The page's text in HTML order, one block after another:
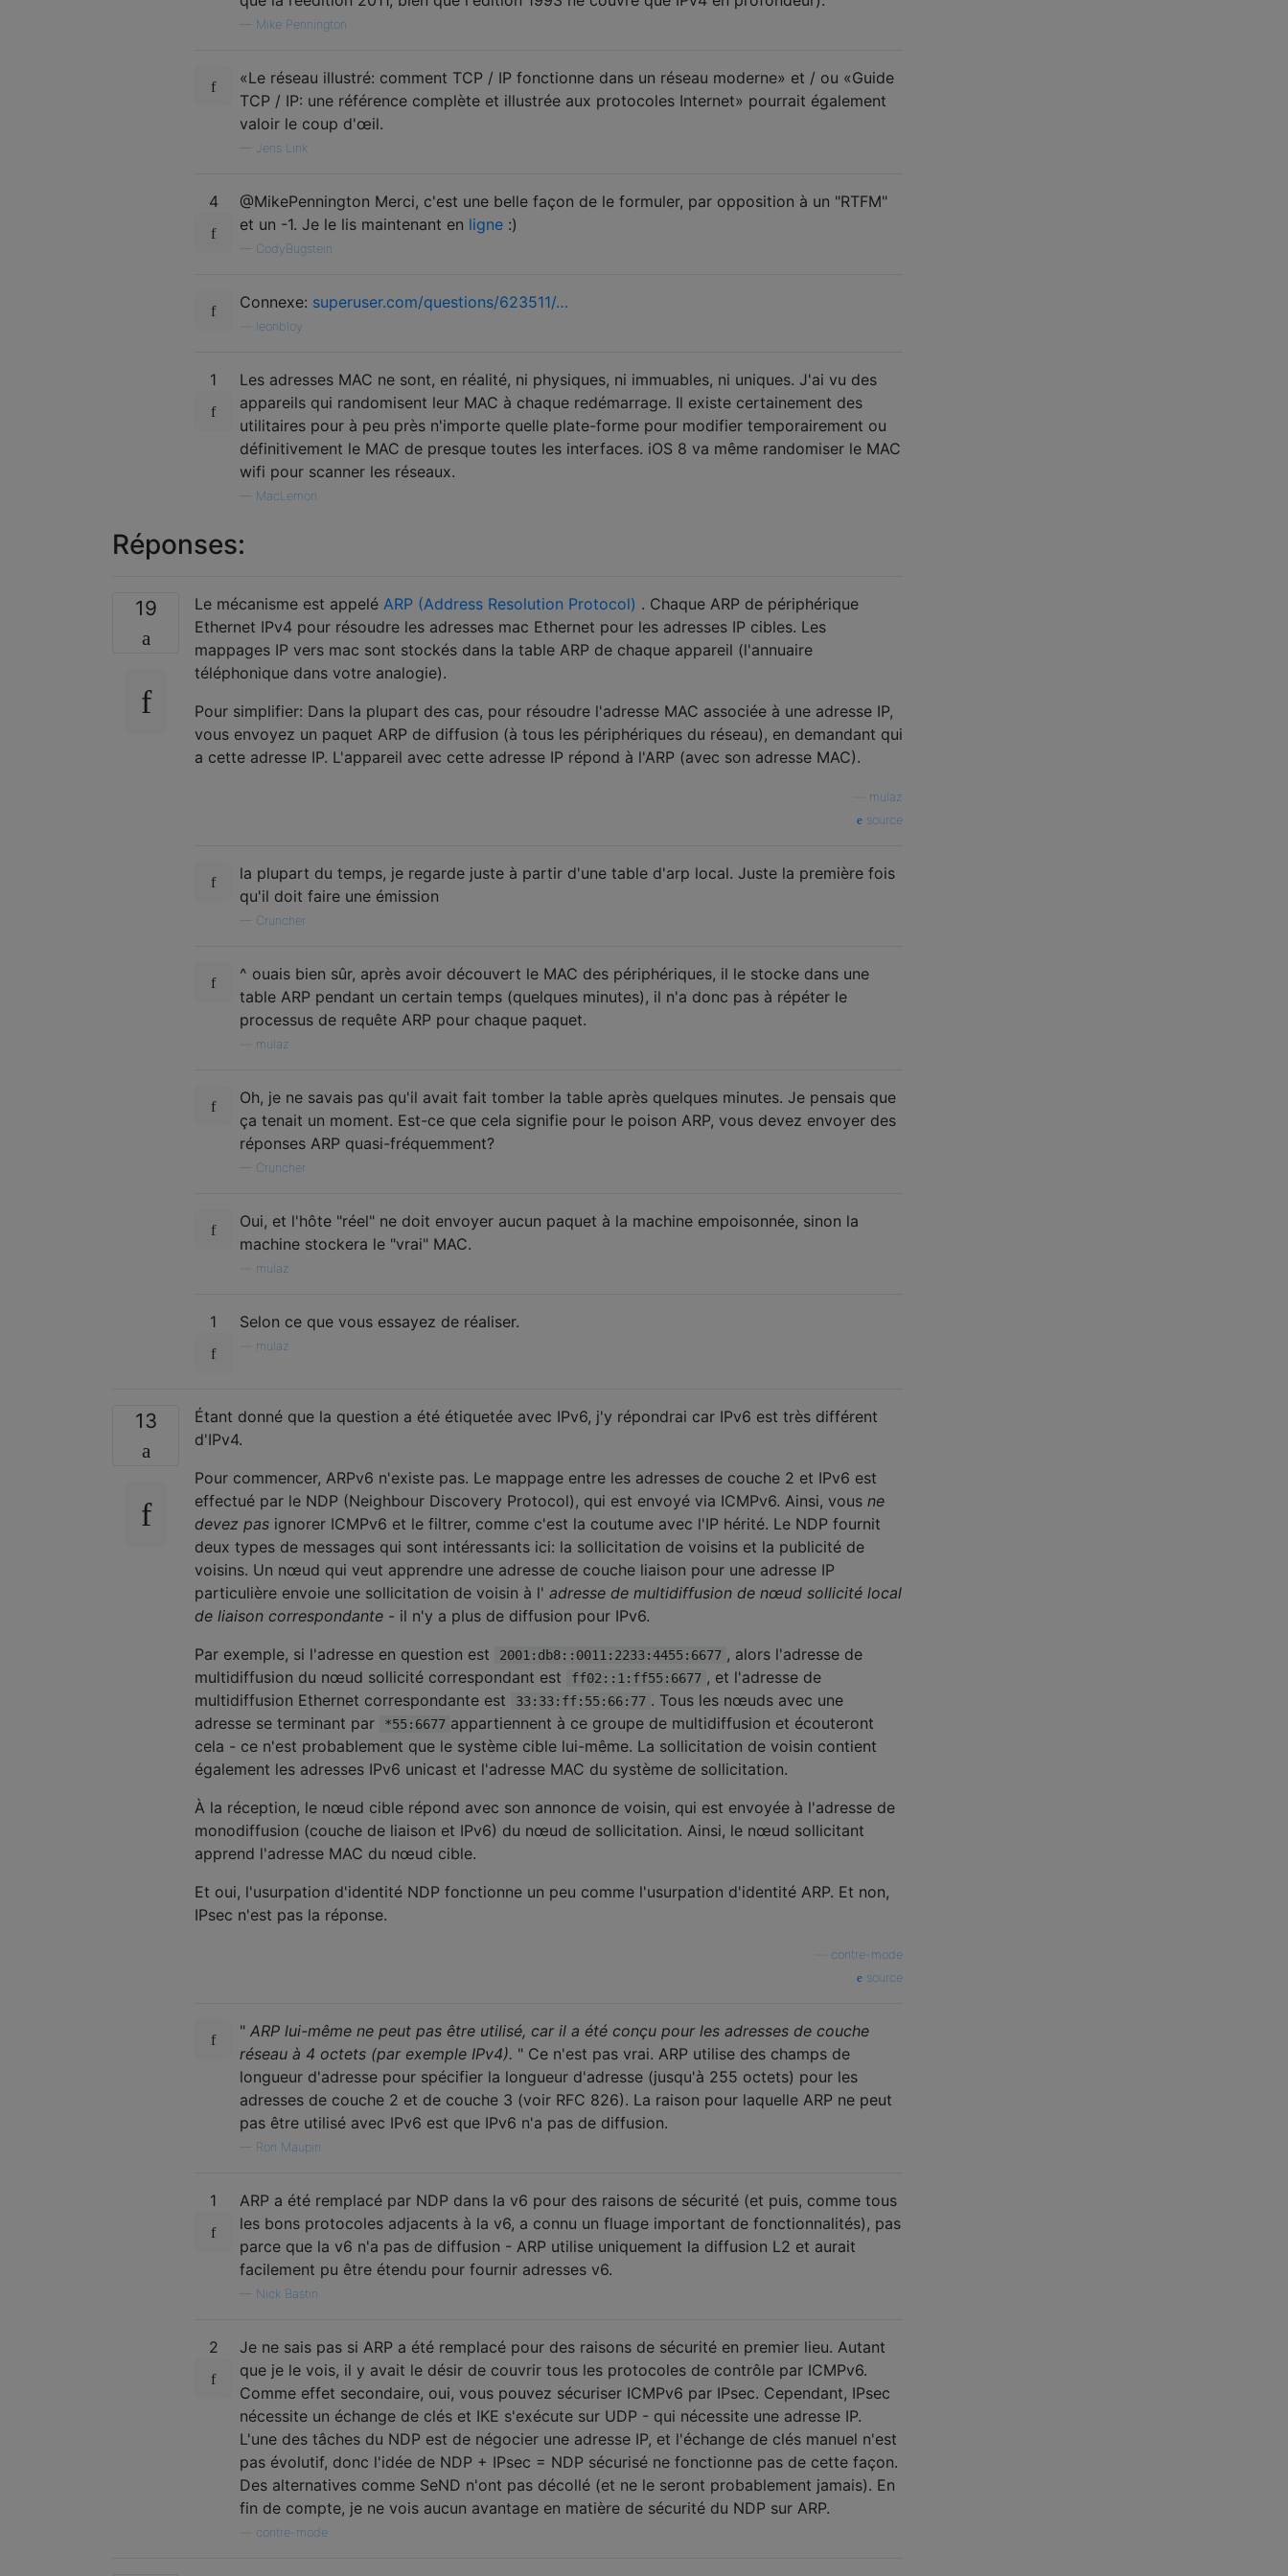
Mike Pennington
«Le réseau illustré: comment TCP / IP fonctionne dans un réseau moderne» et / ou «Guide
TCP / IP: une référence complète et illustrée aux protocoles Internet» pourrait également
valoir le coup d'œil.
Jens Link
4
@MikePennington Merci, c'est une belle façon de le formuler, par opposition à un "RTFM"
et un -1. Je le lis maintenant en ligne :)
CodyBugstein
Connexe: superuser.com/questions/623511/…
leonbloy
1
Les adresses MAC ne sont, en réalité, ni physiques, ni immuables, ni uniques. J'ai vu des
appareils qui randomisent leur MAC à chaque redémarrage. Il existe certainement des
utilitaires pour à peu près n'importe quelle plate-forme pour modifier temporairement ou
définitivement le MAC de presque toutes les interfaces. iOS 8 va même randomiser le MAC
wifi pour scanner les réseaux.
MacLemon
Réponses:
19 Le mécanisme est appelé ARP (Address Resolution Protocol) . Chaque ARP de périphérique
Ethernet IPv4 pour résoudre les adresses mac Ethernet pour les adresses IP cibles. Les
mappages IP vers mac sont stockés dans la table ARP de chaque appareil (l'annuaire
téléphonique dans votre analogie).
Pour simplifier: Dans la plupart des cas, pour résoudre l'adresse MAC associée à une adresse IP,
vous envoyez un paquet ARP de diffusion (à tous les périphériques du réseau), en demandant qui
a cette adresse IP. L'appareil avec cette adresse IP répond à l'ARP (avec son adresse MAC).
mulaz
source
la plupart du temps, je regarde juste à partir d'une table d'arp local. Juste la première fois
qu'il doit faire une émission
Cruncher
^ ouais bien sûr, après avoir découvert le MAC des périphériques, il le stocke dans une
table ARP pendant un certain temps (quelques minutes), il n'a donc pas à répéter le
processus de requête ARP pour chaque paquet.
mulaz
Oh, je ne savais pas qu'il avait fait tomber la table après quelques minutes. Je pensais que
ça tenait un moment. Est-ce que cela signifie pour le poison ARP, vous devez envoyer des
réponses ARP quasi-fréquemment?
Cruncher
Oui, et l'hôte "réel" ne doit envoyer aucun paquet à la machine empoisonnée, sinon la
machine stockera le "vrai" MAC.
mulaz
1 Selon ce que vous essayez de réaliser.
mulaz
13
Étant donné que la question a été étiquetée avec IPv6, j'y répondrai car IPv6 est très différent
d'IPv4.
Pour commencer, ARPv6 n'existe pas. Le mappage entre les adresses de couche 2 et IPv6 est
effectué par le NDP (Neighbour Discovery Protocol), qui est envoyé via ICMPv6. Ainsi, vous ne
devez pas ignorer ICMPv6 et le filtrer, comme c'est la coutume avec l'IP hérité. Le NDP fournit
deux types de messages qui sont intéressants ici: la sollicitation de voisins et la publicité de
voisins. Un nœud qui veut apprendre une adresse de couche liaison pour une adresse IP
particulière envoie une sollicitation de voisin à l' adresse de multidiffusion de nœud sollicité local
de liaison correspondante - il n'y a plus de diffusion pour IPv6.
Par exemple, si l'adresse en question est
2001:db8::0011:2233:4455:6677 , alors l'adresse de
multidiffusion du nœud sollicité correspondant est
ff02::1:ff55:6677 , et l'adresse de
multidiffusion Ethernet correspondante est
33:33:ff:55:66:77 . Tous les nœuds avec une
adresse se terminant par
*55:6677 appartiennent à ce groupe de multidiffusion et écouteront
cela - ce n'est probablement que le système cible lui-même. La sollicitation de voisin contient
également les adresses IPv6 unicast et l'adresse MAC du système de sollicitation.
À la réception, le nœud cible répond avec son annonce de voisin, qui est envoyée à l'adresse de
monodiffusion (couche de liaison et IPv6) du nœud de sollicitation. Ainsi, le nœud sollicitant
apprend l'adresse MAC du nœud cible.
Et oui, l'usurpation d'identité NDP fonctionne un peu comme l'usurpation d'identité ARP. Et non,
IPsec n'est pas la réponse.
contre-mode
source
" ARP lui-même ne peut pas être utilisé, car il a été conçu pour les adresses de couche
réseau à 4 octets (par exemple IPv4). " Ce n'est pas vrai. ARP utilise des champs de
longueur d'adresse pour spécifier la longueur d'adresse (jusqu'à 255 octets) pour les
adresses de couche 2 et de couche 3 (voir RFC 826). La raison pour laquelle ARP ne peut
pas être utilisé avec IPv6 est que IPv6 n'a pas de diffusion.
Ron Maupin
1
ARP a été remplacé par NDP dans la v6 pour des raisons de sécurité (et puis, comme tous
les bons protocoles adjacents à la v6, a connu un fluage important de fonctionnalités), pas
parce que la v6 n'a pas de diffusion - ARP utilise uniquement la diffusion L2 et aurait
facilement pu être étendu pour fournir adresses v6.
Nick Bastin
2
Je ne sais pas si ARP a été remplacé pour des raisons de sécurité en premier lieu. Autant
que je le vois, il y avait le désir de couvrir tous les protocoles de contrôle par ICMPv6.
Comme effet secondaire, oui, vous pouvez sécuriser ICMPv6 par IPsec. Cependant, IPsec
nécessite un échange de clés et IKE s'exécute sur UDP - qui nécessite une adresse IP.
L'une des tâches du NDP est de négocier une adresse IP, et l'échange de clés manuel n'est
pas évolutif, donc l'idée de NDP + IPsec = NDP sécurisé ne fonctionne pas de cette façon.
Des alternatives comme SeND n'ont pas décollé (et ne le seront probablement jamais). En
fin de compte, je ne vois aucun avantage en matière de sécurité du NDP sur ARP.
contre-mode